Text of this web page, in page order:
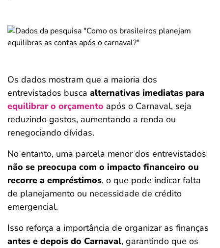
Os dados mostram que a maioria dos
entrevistados busca alternativas imediatas para
equilibrar o orçamento após o Carnaval, seja
reduzindo gastos, aumentando a renda ou
renegociando dívidas.
No entanto, uma parcela menor dos entrevistados
não se preocupa com o impacto financeiro ou
recorre a empréstimos, o que pode indicar falta
de planejamento ou necessidade de crédito
emergencial.
Isso reforça a importância de organizar as finanças
antes e depois do Carnaval, garantindo que os